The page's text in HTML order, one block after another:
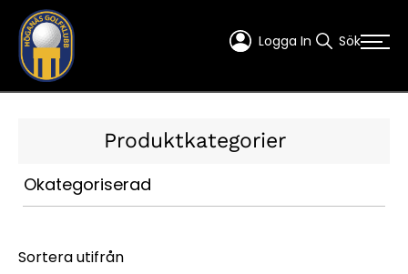
Logga In Sök
Produktkategorier
Okategoriserad
Sortera utifrån